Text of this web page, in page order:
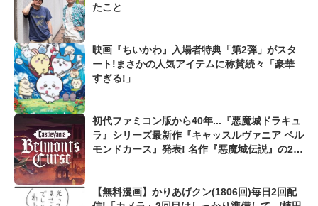
たこと
映画『ちいかわ』入場者特典「第2弾」がスタ
ート!まさかの人気アイテムに称賛続々「豪華
すぎる!」
初代ファミコン版から40年...『悪魔城ドラキュ
ラ』シリーズ最新作『キャッスルヴァニア ベル
モンドカース』発表! 名作『悪魔城伝説』の23
【無料漫画】かりあげクン(1806回)毎日2回配